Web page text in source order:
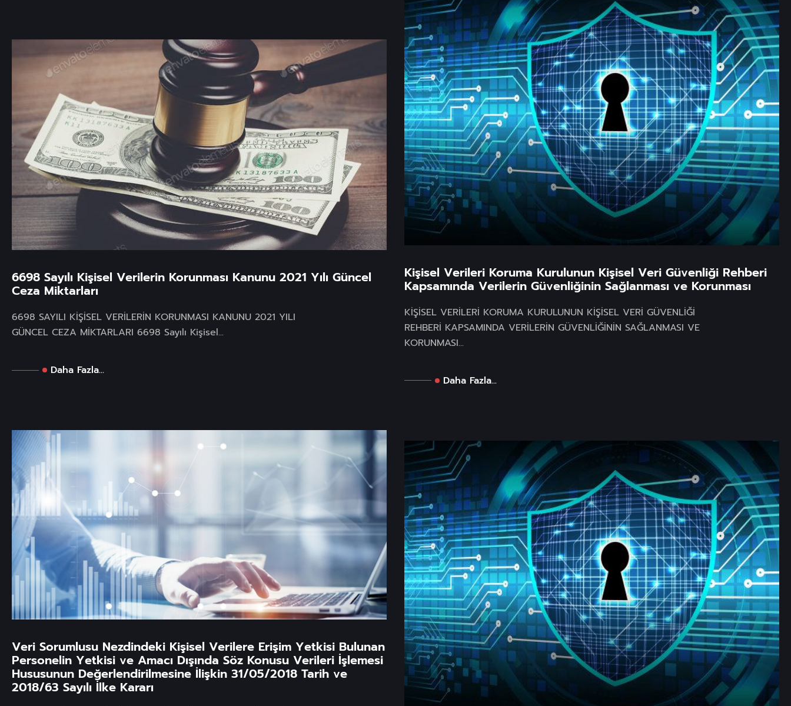
Kişisel Verileri Koruma Kurulunun Kişisel Veri Güvenliği Rehberi
Kapsamında Verilerin Güvenliğinin Sağlanması ve Korunması
KİŞİSEL VERİLERİ KORUMA KURULUNUN KİŞİSEL VERİ GÜVENLİĞİ
REHBERİ KAPSAMINDA VERİLERİN GÜVENLİĞİNİN SAĞLANMASI VE
KORUNMASI...
Daha Fazla...
6698 Sayılı Kişisel Verilerin Korunması Kanunu 2021 Yılı Güncel
Ceza Miktarları
6698 SAYILI KİŞİSEL VERİLERİN KORUNMASI KANUNU 2021 YILI
GÜNCEL CEZA MİKTARLARI 6698 Sayılı Kişisel...
Daha Fazla...
Veri Sorumlusu Nezdindeki Kişisel Verilere Erişim Yetkisi Bulunan
Personelin Yetkisi ve Amacı Dışında Söz Konusu Verileri İşlemesi
Hususunun Değerlendirilmesine İlişkin 31/05/2018 Tarih ve
2018/63 Sayılı İlke Kararı